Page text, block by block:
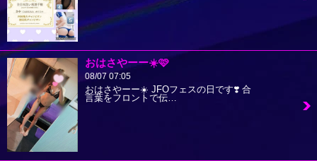
おはさやーー☀️🩷
08/07 07:05
おはさやーー☀️ JFOフェスの日です❣️ 合
言葉をフロントで伝…